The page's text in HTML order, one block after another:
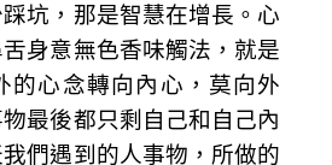
坑，那是智慧在增長。心
身意無色香味觸法，就是
的心念轉向內心，莫向外
最後都只剩自己和自己內
們遇到的人事物，所做的